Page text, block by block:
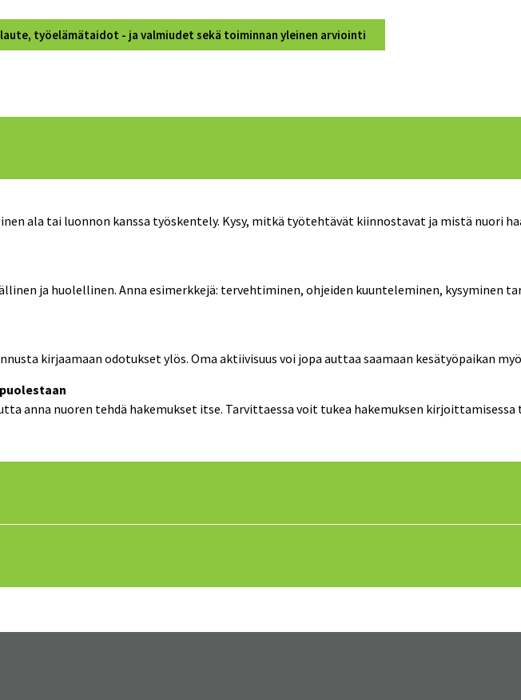
työelämätaidot - ja valmiudet sekä toiminnan yleinen arviointi
ala tai luonnon kanssa työskentely. Kysy, mitkä työtehtävät kiinnostavat ja mistä nuori
ja huolellinen. Anna esimerkkejä: tervehtiminen, ohjeiden kuunteleminen, kysyminen
kirjaamaan odotukset ylös. Oma aktiivisuus voi jopa auttaa saamaan kesätyöpaikan
anna nuoren tehdä hakemukset itse. Tarvittaessa voit tukea hakemuksen kirjoittamisessa